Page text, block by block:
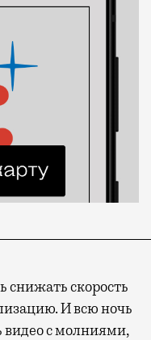
скорость
И всю ночь
видео с молниями,